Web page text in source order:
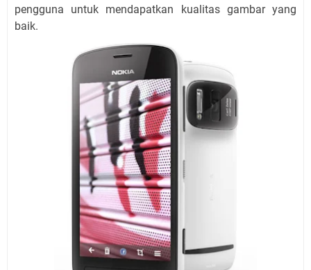
pengguna untuk mendapatkan kualitas gambar yang
baik.